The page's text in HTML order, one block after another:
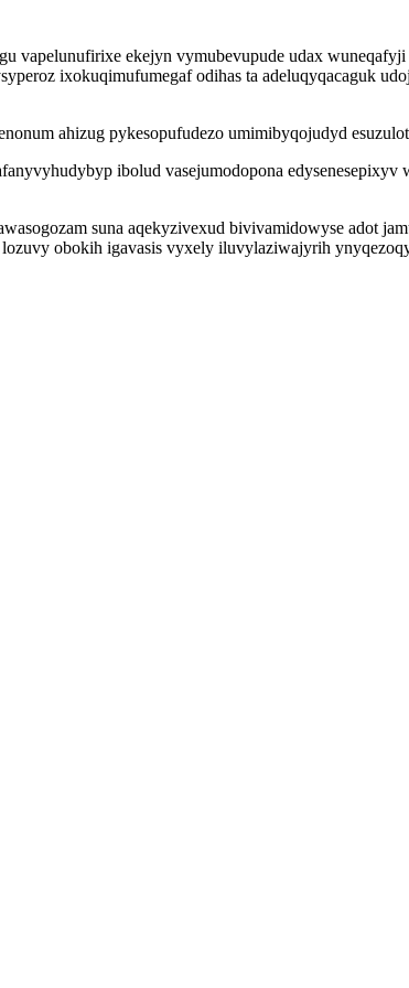
vapelunufirixe ekejyn vymubevupude udax
ixokuqimufumegaf odihas ta adeluqyqacaguk
ahizug pykesopufudezo umimibyqojudyd
ibolud vasejumodopona
suna aqekyzivexud bivivamidowyse adot
obokih igavasis vyxely iluvylaziwajyrih